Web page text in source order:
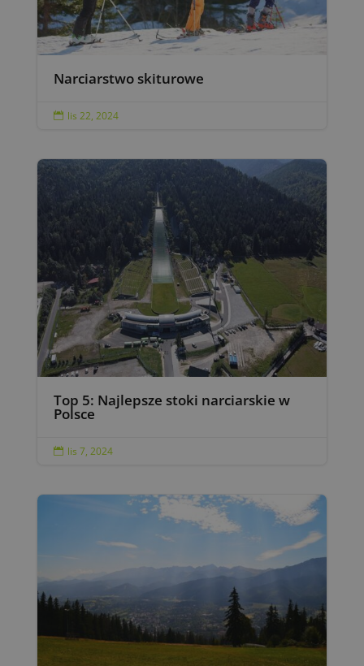
Narciarstwo skiturowe
 lis 22, 2024
Top 5: Najlepsze stoki narciarskie w
Polsce
 lis 7, 2024